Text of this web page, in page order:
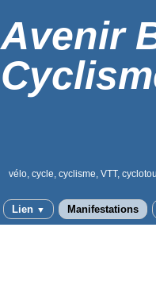
Avenir
vélo, cycle, cyclisme, VTT,
Lien ▼ Manifestations